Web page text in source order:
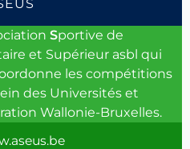
a
g
r
a
m
u
b
e
Sportive de
et Supérieur asbl qui
les compétitions
des Universités et
Wallonie-Bruxelles.